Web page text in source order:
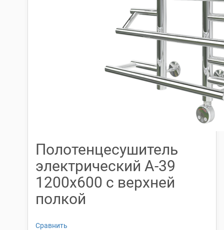
Полотенцесушитель
электрический А-39
1200х600 с верхней
полкой
Сравнить